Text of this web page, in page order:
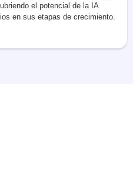
el potencial de la IA
en sus etapas de crecimiento.